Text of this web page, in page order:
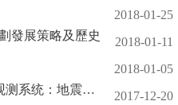
2018-01-25
發展策略及歷史
2018-01-11
2018-01-05
12月25日：潜在亿级传感器观测系统：地震干涉法和光缆传感器的完美结合
2017-12-20